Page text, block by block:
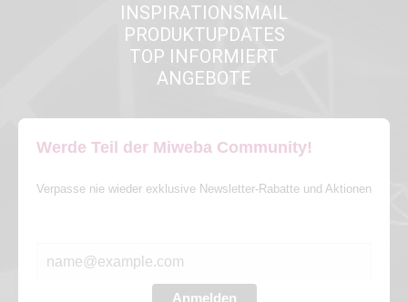
INSPIRATIONSMAIL
PRODUKTUPDATES
TOP INFORMIERT
ANGEBOTE
Werde Teil der Miweba Community!
Verpasse nie wieder exklusive Newsletter-Rabatte und Aktionen
Anmelden